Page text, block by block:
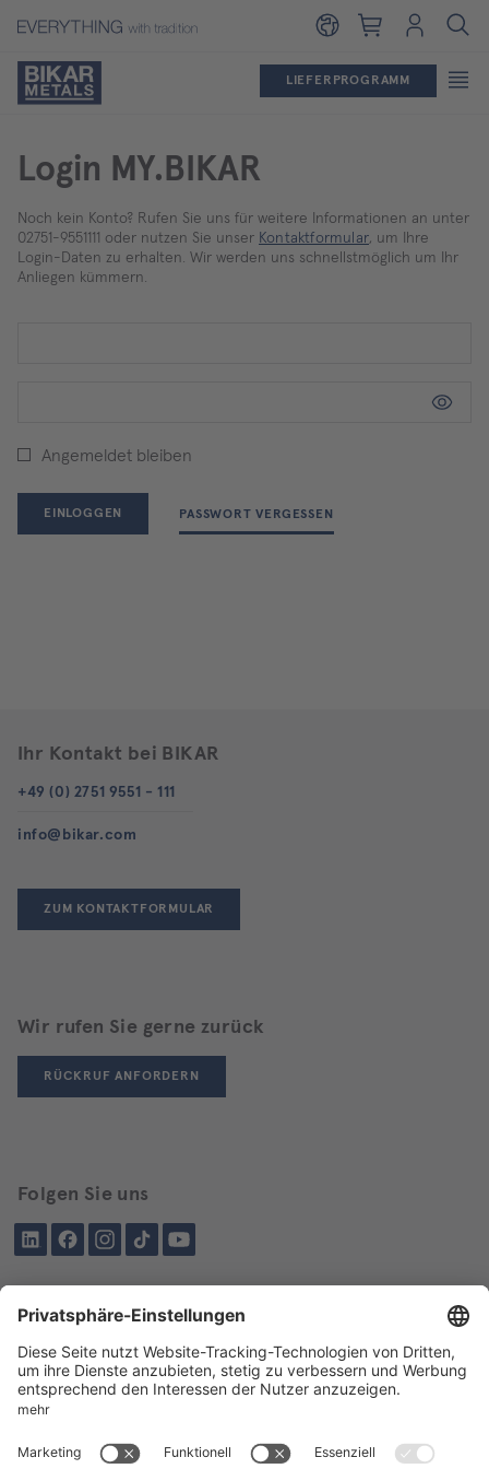
Warenkorb
Login
LIEFERPROGRAMM
Login MY.BIKAR
Noch kein Konto? Rufen Sie uns für weitere Informationen an unter
02751-9551111 oder nutzen Sie unser Kontaktformular, um Ihre
Login-Daten zu erhalten. Wir werden uns schnellstmöglich um Ihr
Anliegen kümmern.
Angemeldet bleiben
EINLOGGEN PASSWORT VERGESSEN
Ihr Kontakt bei BIKAR
+49 (0) 2751 9551 - 111
info@bikar.com
ZUM KONTAKTFORMULAR
Wir rufen Sie gerne zurück
RÜCKRUF ANFORDERN
Folgen Sie uns
LinkedInFacebookInstagramTiktokYouTube
Schon besucht?
Über BIKAR
LIEFERPROGRAMM